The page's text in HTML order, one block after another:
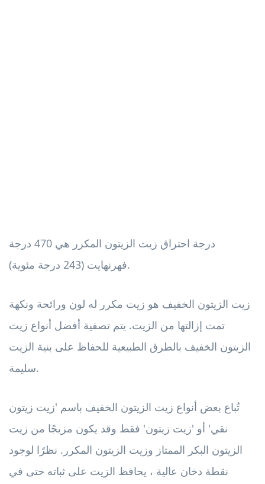
درجة احتراق زيت الزيتون المكرر هي 470 درجة
فهرنهايت (243 درجة مئوية).
زيت الزيتون الخفيف هو زيت مكرر له لون ورائحة ونكهة
تمت إزالتها من الزيت. يتم تصفية أفضل أنواع زيت
الزيتون الخفيف بالطرق الطبيعية للحفاظ على بنية الزيت
سليمة.
تُباع بعض أنواع زيت الزيتون الخفيف باسم 'زيت زيتون
نقي' أو 'زيت زيتون' فقط وقد يكون مزيجًا من زيت
الزيتون البكر الممتاز وزيت الزيتون المكرر. نظرًا لوجود
نقطة دخان عالية ، يحافظ الزيت على ثباته حتى في